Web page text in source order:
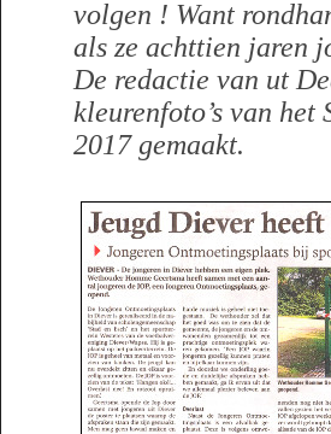
volgen ! Want
als ze achttien jaren
De redactie van ut
kleurenfoto’s van
2017 gemaakt.